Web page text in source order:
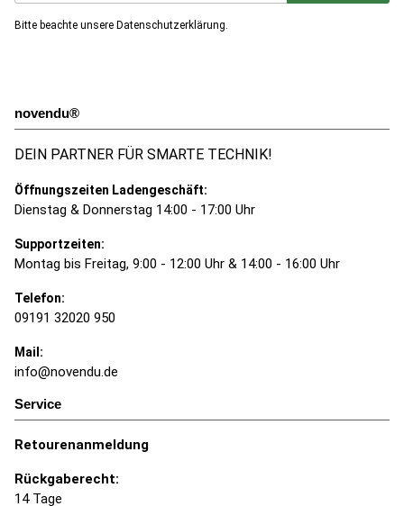
Bitte beachte unsere Datenschutzerklärung
novendu®
DEIN PARTNER FÜR SMARTE TECHNIK!
Öffnungszeiten Ladengeschäft:
Dienstag & Donnerstag 14:00 - 17:00 Uhr
Supportzeiten:
Montag bis Freitag, 9:00 - 12:00 Uhr & 14:00 - 16:00 Uhr
Telefon:
09191 32020 950
Mail:
info@novendu.de
Service
Retourenanmeldung
Rückgaberecht:
14 Tage